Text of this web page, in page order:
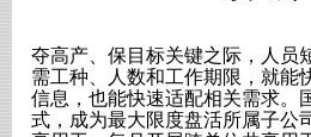
夺高产、保目标关键之际，人员
需工种、人数和工作期限，就能
信息，也能快速适配相关需求。
式，成为最大限度盘活所属子公